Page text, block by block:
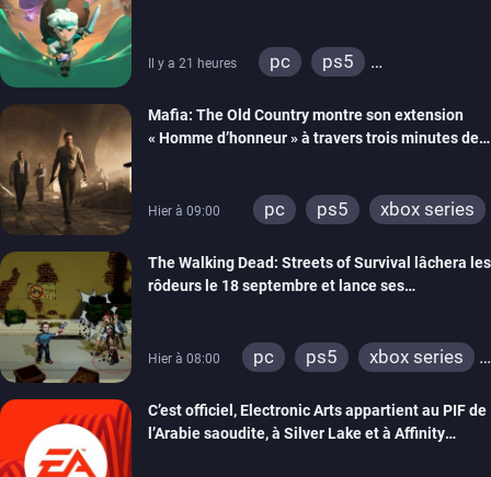
Il y a 21 heures pc
ps5
Mafia: The Old Country montre son extension
« Homme d’honneur » à travers trois minutes de
Hier à 09:00 pc ps5 xbox series
The Walking Dead: Streets of Survival lâchera les
rôdeurs le 18 septembre et lance ses
Hier à 08:00 pc ps5
xbox series
C’est officiel, Electronic Arts appartient au PIF de
l’Arabie saoudite, à Silver Lake et à Affinity